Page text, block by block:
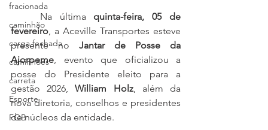
fracionada
caminhão
carga fechada
caminhões
carreta
Esporte
FOB
	Na última
quinta-feira, 05 de
fevereiro, a Aceville Transportes esteve
presente no Jantar de Posse da
Ajorpeme, evento que oficializou a
posse do Presidente eleito para a
gestão 2026, William Holz, além da
nova diretoria, conselhos e presidentes
de núcleos da entidade.